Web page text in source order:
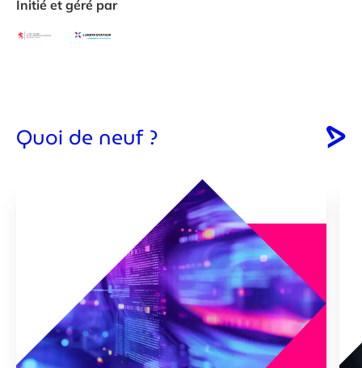
Initié et géré par
Quoi de neuf ?